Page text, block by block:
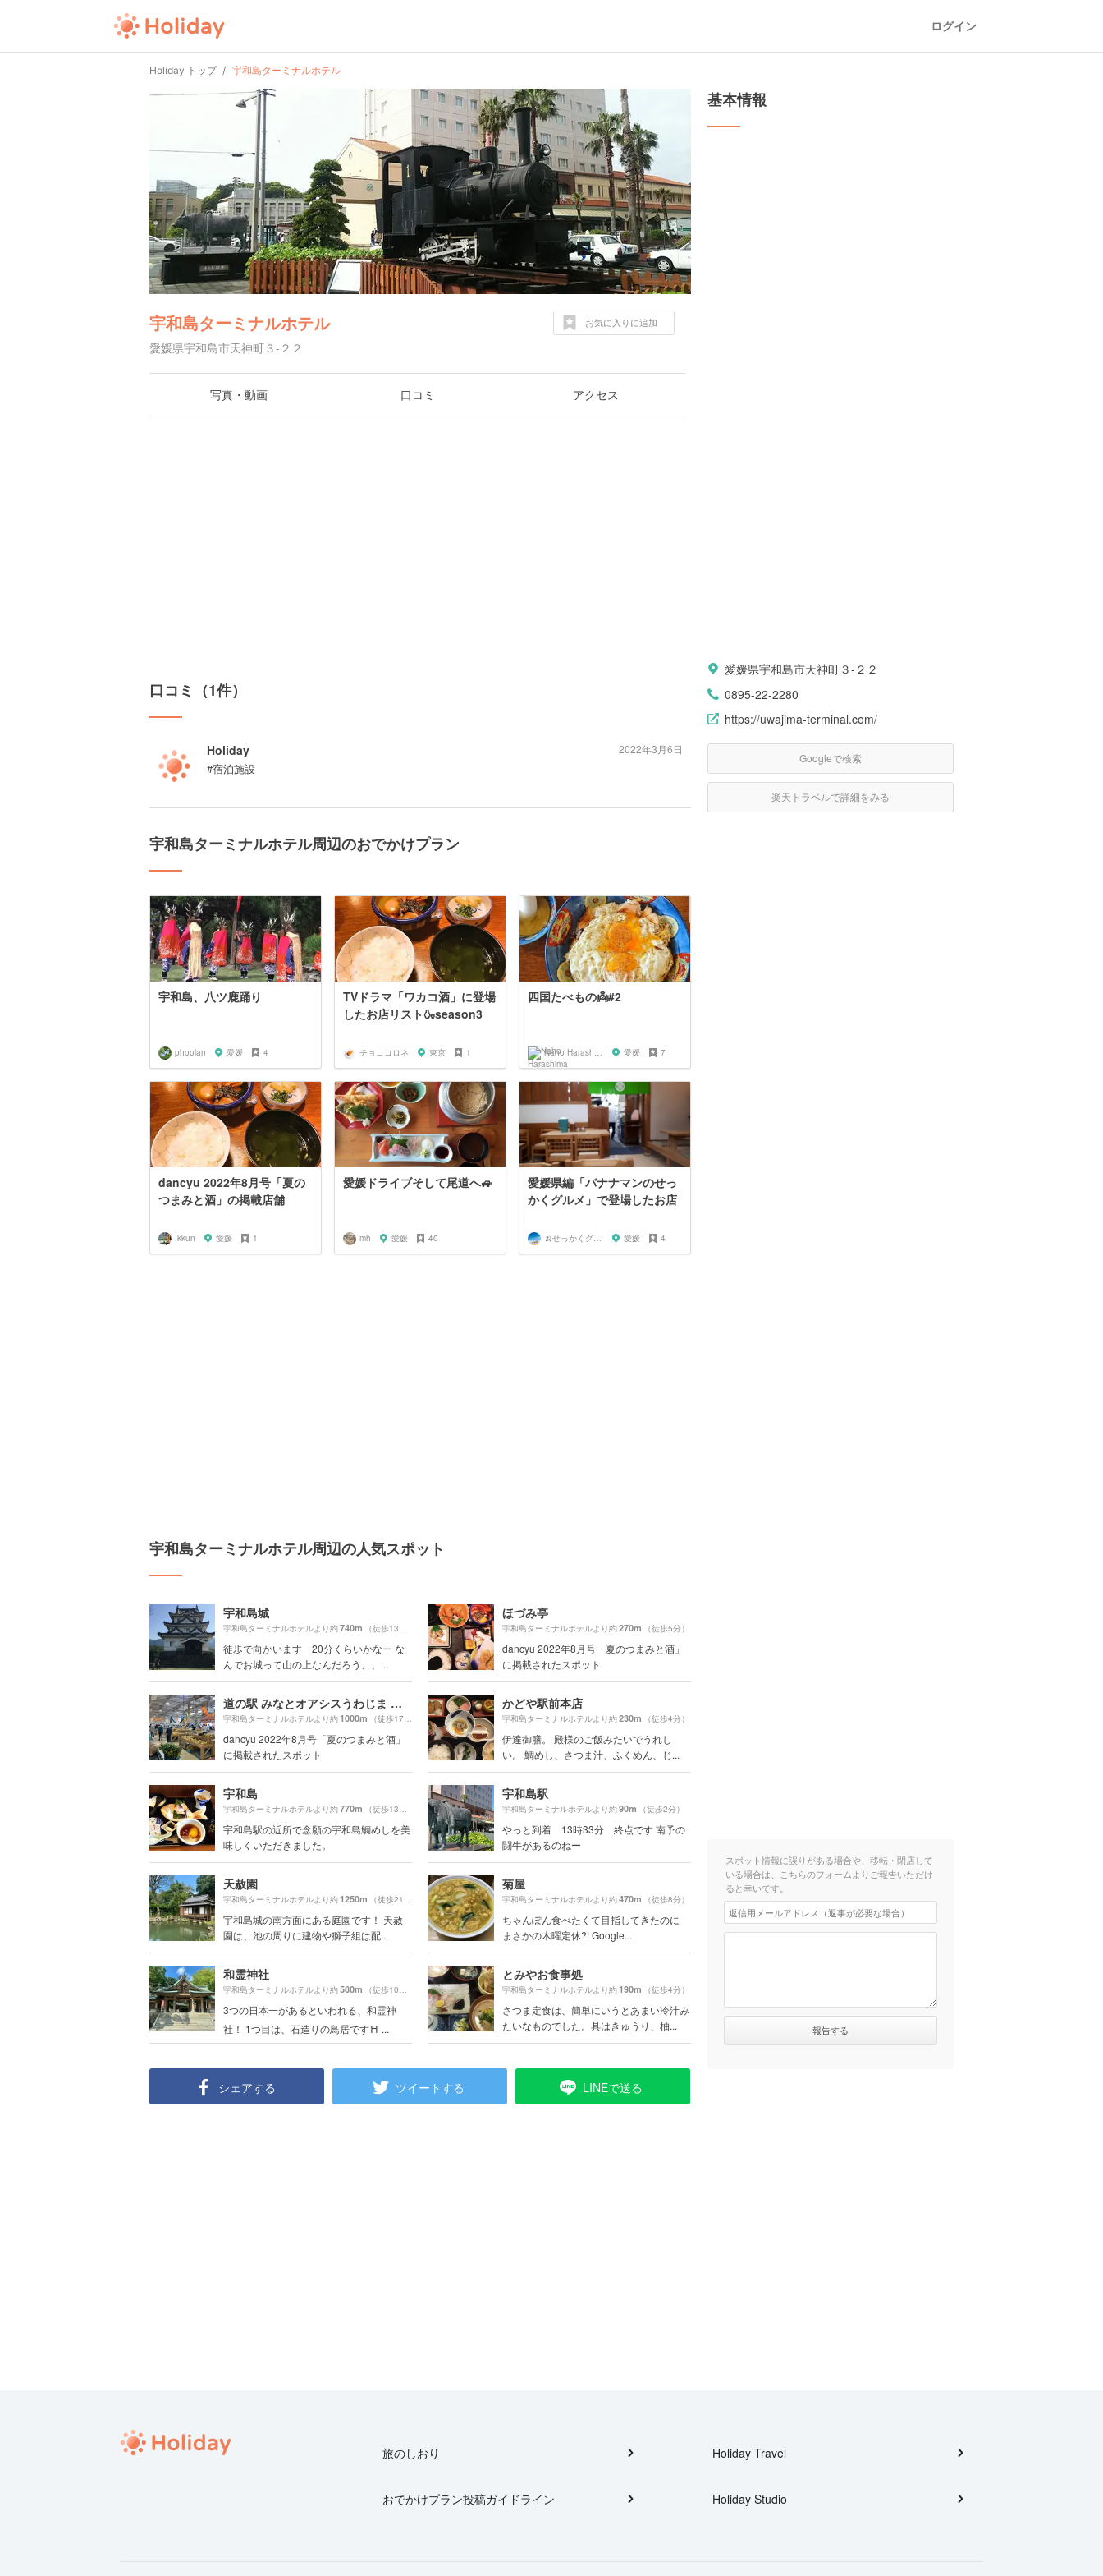
ログイン
Holiday トップ 宇和島ターミナルホテル
宇和島ターミナルホテル
愛媛県宇和島市天神町３-２２
お気に入りに追加
写真・動画 口コミ アクセス
口コミ（1件）
Holiday
#宿泊施設
2022年3月6日
宇和島ターミナルホテル周辺のおでかけプラン
宇和島、八ツ鹿踊り
phoolan 愛媛 4
TVドラマ「ワカコ酒」に登場
したお店リスト🍶season3
チョココロネ 東京 1
四国たべもの👼#2
Naho Harashima 愛媛 7
dancyu 2022年8月号「夏の
つまみと酒」の掲載店舗
Ikkun 愛媛 1
愛媛ドライブそして尾道へ🚙
mh 愛媛 40
愛媛県編「バナナマンのせっ
かくグルメ」で登場したお店
🍌せっかくグルメまにあ🍌 愛媛 4
宇和島ターミナルホテル周辺の人気スポット
宇和島城
宇和島ターミナルホテルより約740m （徒歩13分）
徒歩で向かいます 20分くらいかなー な
んでお城って山の上なんだろう、、...
ほづみ亭
宇和島ターミナルホテルより約270m （徒歩5分）
dancyu 2022年8月号「夏のつまみと酒」
に掲載されたスポット
道の駅 みなとオアシスうわじま きさいや広場
宇和島ターミナルホテルより約1000m （徒歩17分）
dancyu 2022年8月号「夏のつまみと酒」
に掲載されたスポット
かどや駅前本店
宇和島ターミナルホテルより約230m （徒歩4分）
伊達御膳。 殿様のご飯みたいでうれし
い。 鯛めし、さつま汁、ふくめん、じ...
宇和島
宇和島ターミナルホテルより約770m （徒歩13分）
宇和島駅の近所で念願の宇和島鯛めしを美
味しくいただきました。
宇和島駅
宇和島ターミナルホテルより約90m （徒歩2分）
やっと到着 13時33分 終点です 南予の
闘牛があるのねー
天赦園
宇和島ターミナルホテルより約1250m （徒歩21分）
宇和島城の南方面にある庭園です！ 天赦
園は、池の周りに建物や獅子組は配...
菊屋
宇和島ターミナルホテルより約470m （徒歩8分）
ちゃんぽん食べたくて目指してきたのに
まさかの木曜定休?! Google...
和霊神社
宇和島ターミナルホテルより約580m （徒歩10分）
3つの日本一があるといわれる、和霊神
社！ 1つ目は、石造りの鳥居です⛩ ...
とみやお食事処
宇和島ターミナルホテルより約190m （徒歩4分）
さつま定食は、簡単にいうとあまい冷汁み
たいなものでした。具はきゅうり、柚...
シェアする ツイートする LINEで送る
基本情報
愛媛県宇和島市天神町３-２２
0895-22-2280
https://uwajima-terminal.com/
Googleで検索
楽天トラベルで詳細をみる
スポット情報に誤りがある場合や、移転・閉店して
いる場合は、こちらのフォームよりご報告いただけ
ると幸いです。
旅のしおり
おでかけプラン投稿ガイドライン
Holiday Travel
Holiday Studio